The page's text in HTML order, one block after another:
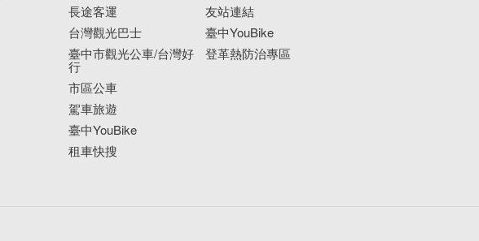
長途客運
台灣觀光巴士
臺中市觀光公車/台灣好
行
市區公車
駕車旅遊
臺中YouBike
租車快搜
友站連結
臺中YouBike
登革熱防治專區